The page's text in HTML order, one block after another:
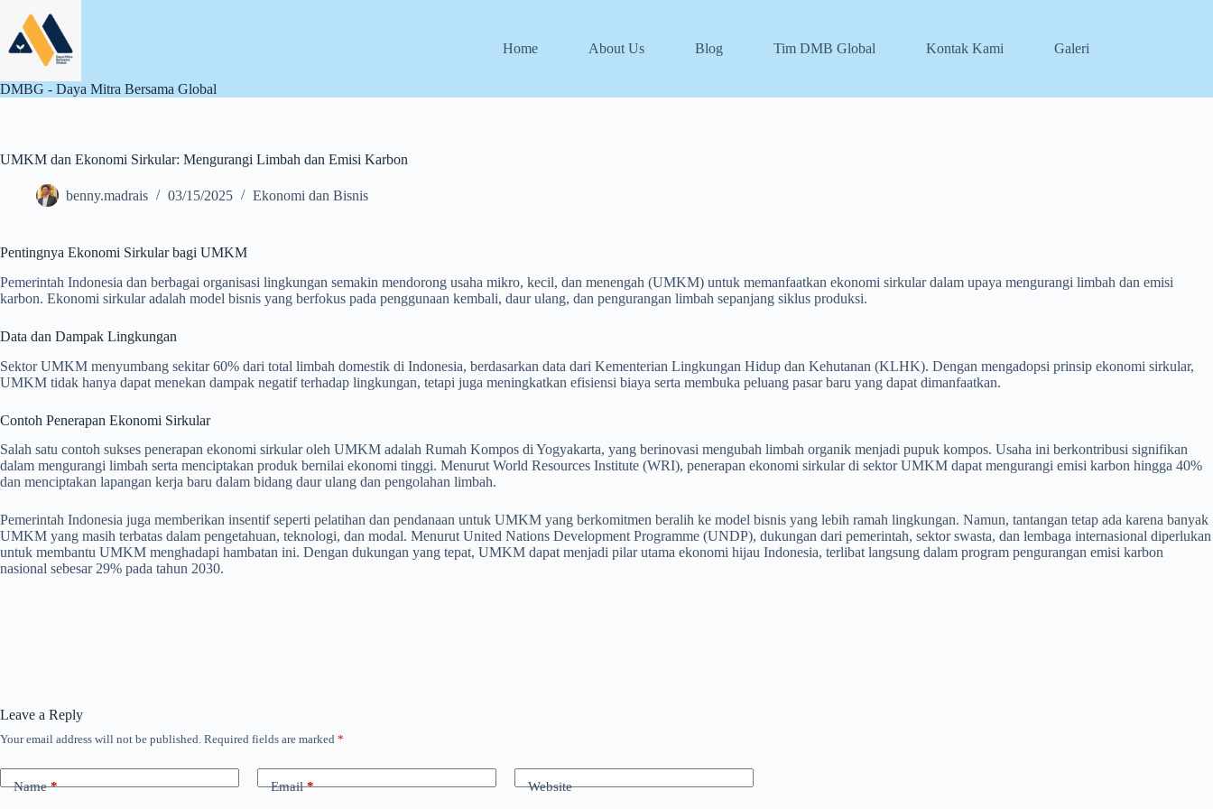
content
DMBG - Daya Mitra Bersama Global
Home About Us Blog Tim DMB Global Kontak Kami Galeri
UMKM dan Ekonomi Sirkular: Mengurangi Limbah dan Emisi Karbon
benny.madrais 03/15/2025 Ekonomi dan Bisnis
Pentingnya Ekonomi Sirkular bagi UMKM
Pemerintah Indonesia dan berbagai organisasi lingkungan semakin mendorong usaha mikro, kecil, dan menengah (UMKM) untuk memanfaatkan ekonomi sirkular dalam upaya mengurangi limbah dan emisi
karbon. Ekonomi sirkular adalah model bisnis yang berfokus pada penggunaan kembali, daur ulang, dan pengurangan limbah sepanjang siklus produksi.
Data dan Dampak Lingkungan
Sektor UMKM menyumbang sekitar 60% dari total limbah domestik di Indonesia, berdasarkan data dari Kementerian Lingkungan Hidup dan Kehutanan (KLHK). Dengan mengadopsi prinsip ekonomi sirkular,
UMKM tidak hanya dapat menekan dampak negatif terhadap lingkungan, tetapi juga meningkatkan efisiensi biaya serta membuka peluang pasar baru yang dapat dimanfaatkan.
Contoh Penerapan Ekonomi Sirkular
Salah satu contoh sukses penerapan ekonomi sirkular oleh UMKM adalah Rumah Kompos di Yogyakarta, yang berinovasi mengubah limbah organik menjadi pupuk kompos. Usaha ini berkontribusi signifikan
dalam mengurangi limbah serta menciptakan produk bernilai ekonomi tinggi. Menurut World Resources Institute (WRI), penerapan ekonomi sirkular di sektor UMKM dapat mengurangi emisi karbon hingga 40%
dan menciptakan lapangan kerja baru dalam bidang daur ulang dan pengolahan limbah.
Pemerintah Indonesia juga memberikan insentif seperti pelatihan dan pendanaan untuk UMKM yang berkomitmen beralih ke model bisnis yang lebih ramah lingkungan. Namun, tantangan tetap ada karena banyak
UMKM yang masih terbatas dalam pengetahuan, teknologi, dan modal. Menurut United Nations Development Programme (UNDP), dukungan dari pemerintah, sektor swasta, dan lembaga internasional diperlukan
untuk membantu UMKM menghadapi hambatan ini. Dengan dukungan yang tepat, UMKM dapat menjadi pilar utama ekonomi hijau Indonesia, terlibat langsung dalam program pengurangan emisi karbon
nasional sebesar 29% pada tahun 2030.
Leave a Reply
Your email address will not be published. Required fields are marked *
Name* Email* Website